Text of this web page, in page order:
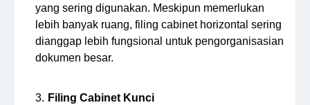
yang sering digunakan. Meskipun memerlukan
lebih banyak ruang, filing cabinet horizontal sering
dianggap lebih fungsional untuk pengorganisasian
dokumen besar.
Filing Cabinet Kunci